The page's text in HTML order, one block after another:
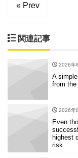
« Prev
関連記事
2026年
A
from
2026年
Even
highest
risk